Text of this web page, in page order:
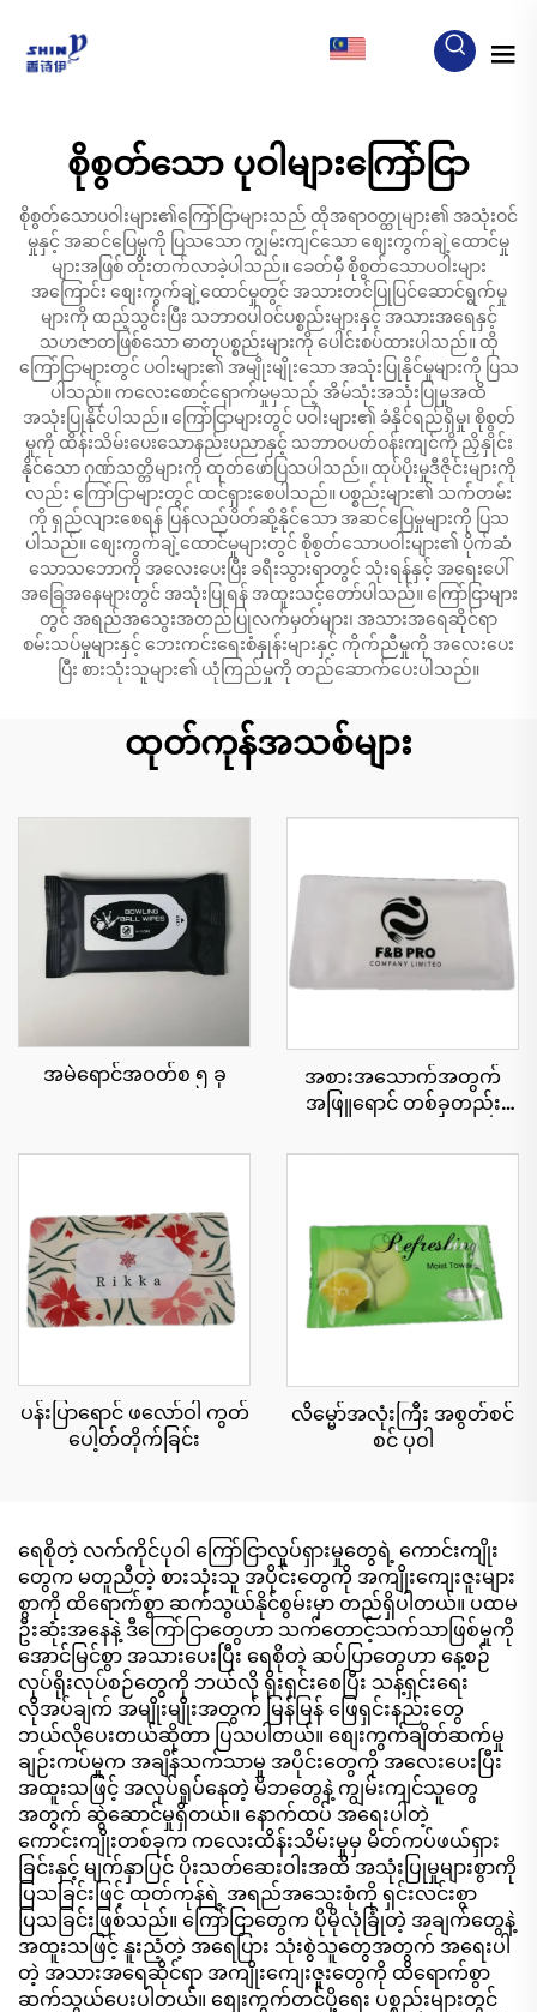
စိုစွတ်သော ပုဝါများကြော်ငြာ
စိုစွတ်သောပဝါးများ၏ကြော်ငြာများသည် ထိုအရာဝတ္ထုများ၏ အသုံးဝင်
မှုနှင့် အဆင်ပြေမှုကို ပြသသော ကျွမ်းကျင်သော စျေးကွက်ချဲ့ထောင်မှု
များအဖြစ် တိုးတက်လာခဲ့ပါသည်။ ခေတ်မှီ စိုစွတ်သောပဝါးများ
အကြောင်း စျေးကွက်ချဲ့ထောင်မှုတွင် အသားတင်ပြုပြင်ဆောင်ရွက်မှု
များကို ထည့်သွင်းပြီး သဘာဝပါဝင်ပစ္စည်းများနှင့် အသားအရေနှင့်
သဟဇာတဖြစ်သော ဓာတုပစ္စည်းများကို ပေါင်းစပ်ထားပါသည်။ ထို
ကြော်ငြာများတွင် ပဝါးများ၏ အမျိုးမျိုးသော အသုံးပြုနိုင်မှုများကို ပြသ
ပါသည်။ ကလေးစောင့်ရှောက်မှုမှသည့် အိမ်သုံးအသုံးပြုမှုအထိ
အသုံးပြုနိုင်ပါသည်။ ကြော်ငြာများတွင် ပဝါးများ၏ ခံနိုင်ရည်ရှိမှု၊ စိုစွတ်
မှုကို ထိန်းသိမ်းပေးသောနည်းပညာနှင့် သဘာဝပတ်ဝန်းကျင်ကို ညှိနှိုင်း
နိုင်သော ဂုဏ်သတ္တိများကို ထုတ်ဖော်ပြသပါသည်။ ထုပ်ပိုးမှုဒီဇိုင်းများကို
လည်း ကြော်ငြာများတွင် ထင်ရှားစေပါသည်။ ပစ္စည်းများ၏ သက်တမ်း
ကို ရှည်လျားစေရန် ပြန်လည်ပိတ်ဆို့နိုင်သော အဆင်ပြေမှုများကို ပြသ
ပါသည်။ စျေးကွက်ချဲ့ထောင်မှုများတွင် စိုစွတ်သောပဝါးများ၏ ပိုက်ဆံ
သောသဘောကို အလေးပေးပြီး ခရီးသွားရာတွင် သုံးရန်နှင့် အရေးပေါ်
အခြေအနေများတွင် အသုံးပြုရန် အထူးသင့်တော်ပါသည်။ ကြော်ငြာများ
တွင် အရည်အသွေးအတည်ပြုလက်မှတ်များ၊ အသားအရေဆိုင်ရာ
စမ်းသပ်မှုများနှင့် ဘေးကင်းရေးစံနှုန်းများနှင့် ကိုက်ညီမှုကို အလေးပေး
ပြီး စားသုံးသူများ၏ ယုံကြည်မှုကို တည်ဆောက်ပေးပါသည်။
ထုတ်ကုန်အသစ်များ
အမဲရောင်အဝတ်စ ၅ ခု
အစားအသောက်အတွက်
အဖြူရောင် တစ်ခုတည်း
ပန်းပြာရောင် ဖလော်ဝါ ကွတ်
ပေါ့တ်တိုက်ခြင်း
လိမ္မော်အလုံးကြီး အစွတ်စင်
စင် ပုဝါ
ရေစိုတဲ့ လက်ကိုင်ပုဝါ ကြော်ငြာလှုပ်ရှားမှုတွေရဲ့ ကောင်းကျိုး
တွေက မတူညီတဲ့ စားသုံးသူ အပိုင်းတွေကို အကျိုးကျေးဇူးများ
စွာကို ထိရောက်စွာ ဆက်သွယ်နိုင်စွမ်းမှာ တည်ရှိပါတယ်။ ပထမ
ဦးဆုံးအနေနဲ့ ဒီကြော်ငြာတွေဟာ သက်တောင့်သက်သာဖြစ်မှုကို
အောင်မြင်စွာ အသားပေးပြီး ရေစိုတဲ့ ဆပ်ပြာတွေဟာ နေ့စဉ်
လုပ်ရိုးလုပ်စဉ်တွေကို ဘယ်လို ရိုးရှင်းစေပြီး သန့်ရှင်းရေး
လိုအပ်ချက် အမျိုးမျိုးအတွက် မြန်မြန် ဖြေရှင်းနည်းတွေ
ဘယ်လိုပေးတယ်ဆိုတာ ပြသပါတယ်။ စျေးကွက်ချိတ်ဆက်မှု
ချဉ်းကပ်မှုက အချိန်သက်သာမှု အပိုင်းတွေကို အလေးပေးပြီး
အထူးသဖြင့် အလုပ်ရှုပ်နေတဲ့ မိဘတွေနဲ့ ကျွမ်းကျင်သူတွေ
အတွက် ဆွဲဆောင်မှုရှိတယ်။ နောက်ထပ် အရေးပါတဲ့
ကောင်းကျိုးတစ်ခုက ကလေးထိန်းသိမ်းမှုမှ မိတ်ကပ်ဖယ်ရှား
ခြင်းနှင့် မျက်နှာပြင် ပိုးသတ်ဆေးဝါးအထိ အသုံးပြုမှုများစွာကို
ပြသခြင်းဖြင့် ထုတ်ကုန်ရဲ့ အရည်အသွေးစုံကို ရှင်းလင်းစွာ
ပြသခြင်းဖြစ်သည်။ ကြော်ငြာတွေက ပိုမိုလုံခြုံတဲ့ အချက်တွေနဲ့
အထူးသဖြင့် နူးညံ့တဲ့ အရေပြား သုံးစွဲသူတွေအတွက် အရေးပါ
တဲ့ အသားအရေဆိုင်ရာ အကျိုးကျေးဇူးတွေကို ထိရောက်စွာ
ဆက်သွယ်ပေးပါတယ်။ စျေးကွက်တင်ပို့ရေး ပစ္စည်းများတွင်